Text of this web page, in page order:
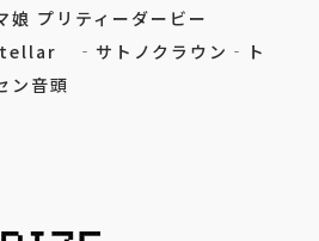
娘 プリティーダービー
‐サトノクラウン‐ト
ン音頭